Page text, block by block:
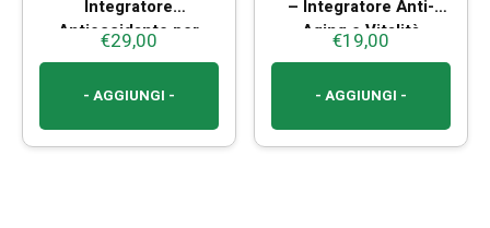
Integratore
Antiossidante per
Anti-Age e Protezione
€29,00
- AGGIUNGI -
– Integratore Anti-
Aging e Vitalità
€19,00
- AGGIUNGI -